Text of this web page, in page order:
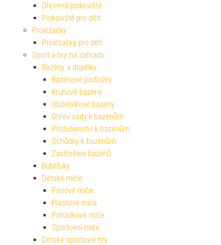
Dřevěná pískoviště
Pískoviště pro děti
Prolézačky
Prolézačky pro děti
Sport a hry na zahradu
Bazény a doplňky
Bazénové podložky
Kruhové bazény
Obdélníkové bazény
Ohřev vody k bazénům
Příslušenství k bazénům
Schůdky k bazénům
Zastřešení bazénů
Bublifuky
Dětské míče
Pěnové míče
Plastové míče
Pohádkové míče
Sportovní míče
Dětské sportovní hry